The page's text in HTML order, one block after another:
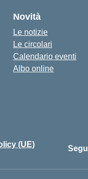
Novità
Le notizie
Le circolari
Calendario eventi
Albo online
(UE)